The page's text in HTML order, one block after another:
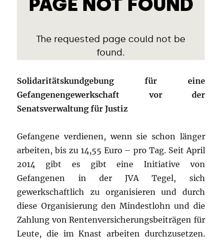
Solidaritätskundgebung für eine
Gefangenengewerkschaft vor der
Senatsverwaltung für Justiz
Gefangene verdienen, wenn sie schon länger
arbeiten, bis zu 14,55 Euro – pro Tag. Seit April
2014 gibt es gibt eine Initiative von
Gefangenen in der JVA Tegel, sich
gewerkschaftlich zu organisieren und durch
diese Organisierung den Mindestlohn und die
Zahlung von Rentenversicherungsbeiträgen für
Leute, die im Knast arbeiten durchzusetzen.